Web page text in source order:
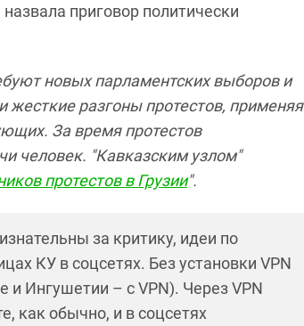
приговор политически
новых парламентских выборов и
разгоны протестов, применяя
За время протестов
человек. "Кавказским узлом"
протестов в Грузии".
за критику, идеи по
КУ в соцсетях. Без установки VPN
и Ингушетии – с VPN). Через VPN
как обычно, и в соцсетях